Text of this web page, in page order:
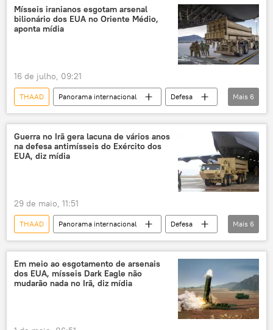
Irã
Estados Unidos
Sputnik
Marinha dos EUA Patriot
Mísseis iranianos esgotam arsenal
bilionário dos EUA no Oriente Médio,
aponta mídia
16 de julho, 09:21
THAAD Panorama internacional
Defesa
Estados Unidos
Oriente Médio
Irã
Centro de Estudos Estratégicos e Internacionais (CSIS)
Sputnik
PAC-3
Mais 6
Guerra no Irã gera lacuna de vários anos
na defesa antimísseis do Exército dos
EUA, diz mídia
29 de maio, 11:51
THAAD Panorama internacional
Defesa
Irã
Estados Unidos
Kiev
Centro de Estudos Estratégicos e Internacionais (CSIS)
Sputnik
Patriot
Mais 6
Em meio ao esgotamento de arsenais
dos EUA, mísseis Dark Eagle não
mudarão nada no Irã, diz mídia